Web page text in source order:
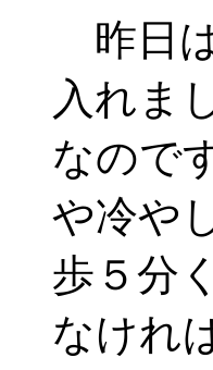
昨日
入れま
なので
や冷や
歩５分
なけれ